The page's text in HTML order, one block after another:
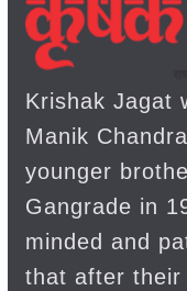
Krishak Jagat
Manik
younger
Gangrade in
minded and
that after their